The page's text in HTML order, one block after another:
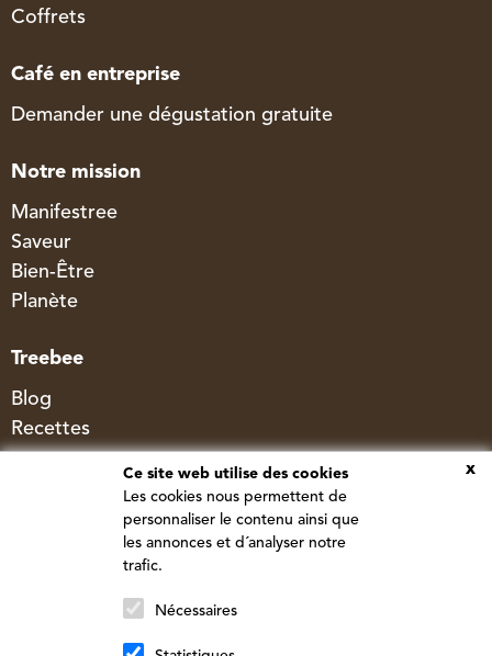
Coffrets
Café en entreprise
Demander une dégustation gratuite
Notre mission
Manifestree
Saveur
Bien-Être
Planète
Treebee
Blog
Recettes
REJOIGNEZ NOTRE TREEBE
Inscrivez-vous à notre newsletter pour
x
Ce site web utilise des cookies
Les cookies nous permettent de
personnaliser le contenu ainsi que
les annonces et d´analyser notre
trafic.
Nécessaires